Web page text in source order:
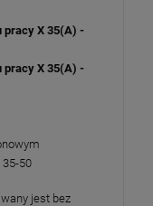
pracy X 35(A) -
pracy X 35(A) -
50
jest bez